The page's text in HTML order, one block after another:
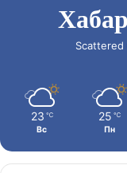
Scattered
23 ℃
Вс
25 ℃
Пн